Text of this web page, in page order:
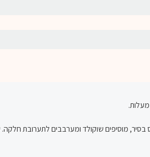
בסיר, מוסיפים שוקולד ומערבבים לתערובת